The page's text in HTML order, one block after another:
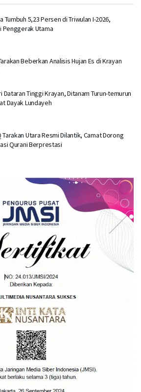
Tumbuh 5,23 Persen di Triwulan I-2026,
Penggerak Utama
Beberkan Analisis Hujan Es di Krayan
Dataran Tinggi Krayan, Ditanam Turun-temurun
Dayak Lundayeh
Tarakan Utara Resmi Dilantik, Camat Dorong
Qurani Berprestasi